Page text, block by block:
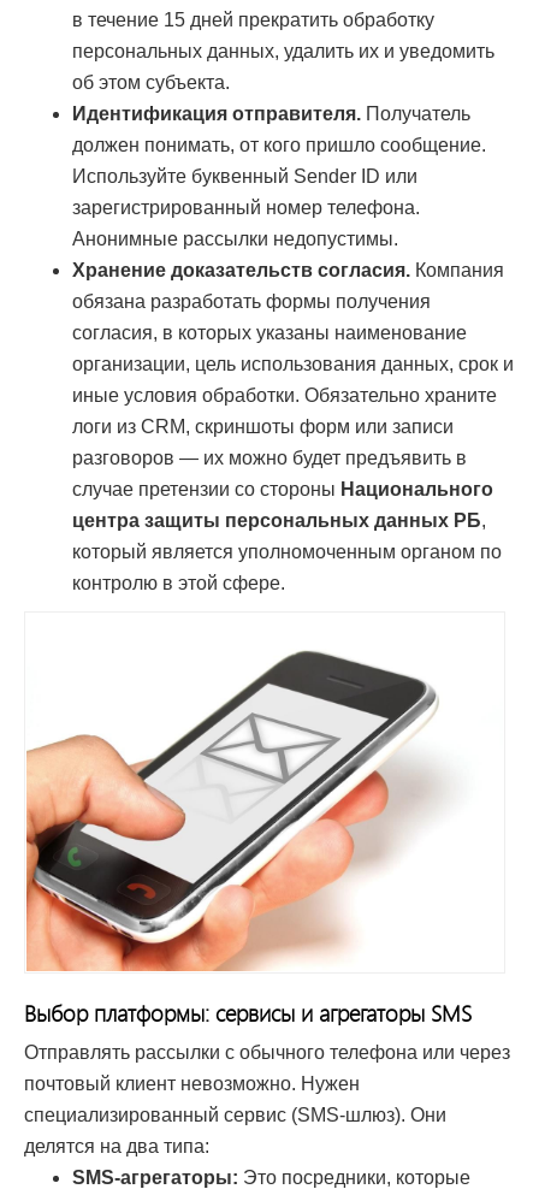
в течение 15 дней прекратить обработку
персональных данных, удалить их и уведомить
об этом субъекта.
Идентификация отправителя. Получатель
должен понимать, от кого пришло сообщение.
Используйте буквенный Sender ID или
зарегистрированный номер телефона.
Анонимные рассылки недопустимы.
Хранение доказательств согласия. Компания
обязана разработать формы получения
согласия, в которых указаны наименование
организации, цель использования данных, срок и
иные условия обработки. Обязательно храните
логи из CRM, скриншоты форм или записи
разговоров — их можно будет предъявить в
случае претензии со стороны Национального
центра защиты персональных данных РБ,
который является уполномоченным органом по
контролю в этой сфере.
Выбор платформы: сервисы и агрегаторы SMS
Отправлять рассылки с обычного телефона или через
почтовый клиент невозможно. Нужен
специализированный сервис (SMS-шлюз). Они
делятся на два типа:
SMS-агрегаторы: Это посредники, которые